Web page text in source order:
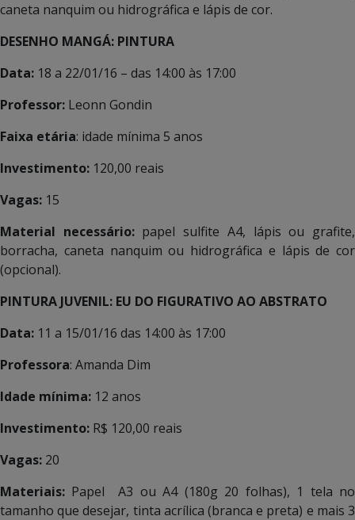
caneta nanquim ou hidrográfica e lápis de cor.
DESENHO MANGÁ: PINTURA
Data: 18 a 22/01/16 – das 14:00 às 17:00
Professor: Leonn Gondin
Faixa etária: idade mínima 5 anos
Investimento: 120,00 reais
Vagas: 15
Material necessário:papel sulfite A4, lápis ou grafite,
borracha, caneta nanquim ou hidrográfica e lápis de cor
(opcional).
PINTURA JUVENIL: EU DO FIGURATIVO AO ABSTRATO
Data: 11 a 15/01/16 das 14:00 às 17:00
Professora: Amanda Dim
Idade mínima: 12 anos
Investimento: R$ 120,00 reais
Vagas: 20
Materiais: Papel A3 ou A4 (180g 20 folhas), 1 tela no
tamanho que desejar, tinta acrílica (branca e preta) e mais 3